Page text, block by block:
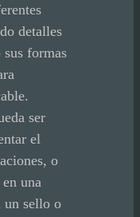
detalles
formas
ser
el
o
una
un sello o